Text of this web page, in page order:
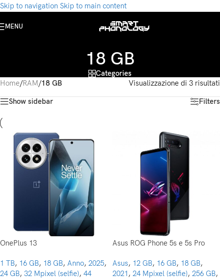
Skip to navigation Skip to main content
MENU
18 GB
Categories
Home/RAM/18 GB Visualizzazione di 3 risultati
Show sidebar Filters
OnePlus 13
1 TB, 16 GB, 18 GB, Anno, 2025,
24 GB, 32 Mpixel (selfie), 44
Asus ROG Phone 5s e 5s Pro
Asus, 12 GB, 16 GB, 18 GB,
2021 , 24 Mpixel (selfie), 256 GB,